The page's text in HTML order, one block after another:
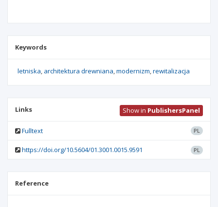
Keywords
letniska architektura drewniana modernizm rewitalizacja
Links Show in PublishersPanel
Fulltext PL
https://doi.org/10.5604/01.3001.0015.9591 PL
Reference